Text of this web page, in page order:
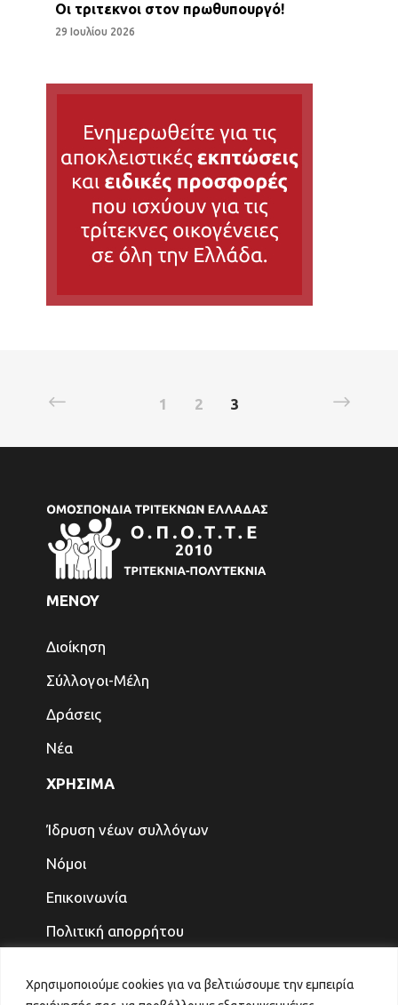
Χρησιμοποιούμε cookies για να βελτιώσουμε την εμπειρία
Οι τριτεκνοι στον πρωθυπουργό!
29 Ιουλίου 2026
1 2 3
ΜΕΝΟΥ
Διοίκηση
Σύλλογοι-Μέλη
Δράσεις
Νέα
ΧΡΗΣΙΜΑ
Ίδρυση νέων συλλόγων
Νόμοι
Επικοινωνία
Πολιτική απορρήτου